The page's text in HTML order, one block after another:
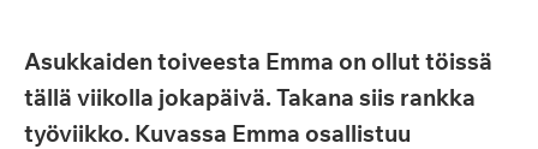
Asukkaiden toiveesta Emma on ollut töissä
tällä viikolla jokapäivä. Takana siis rankka
työviikko. Kuvassa Emma osallistuu